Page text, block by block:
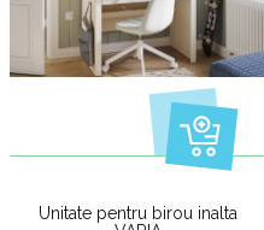
Unitate pentru birou inalta